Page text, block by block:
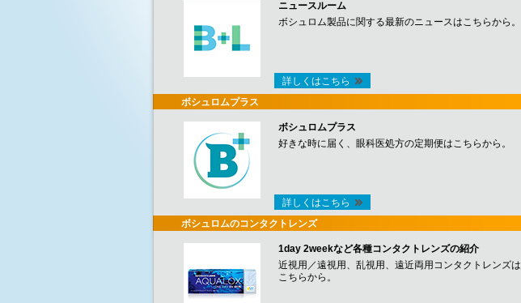
ニュースルーム
ボシュロム製品に関する最新のニュースはこちらから。
詳しくはこちら
ボシュロムプラス
ボシュロムプラス
好きな時に届く、眼科医処方の定期便はこちらから。
詳しくはこちら
ボシュロムのコンタクトレンズ
1day 2weekなど各種コンタクトレンズの紹介
近視用／遠視用、乱視用、遠近両用コンタクトレンズは
こちらから。